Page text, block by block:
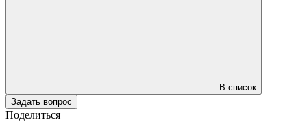
В список
Задать вопрос
Поделиться